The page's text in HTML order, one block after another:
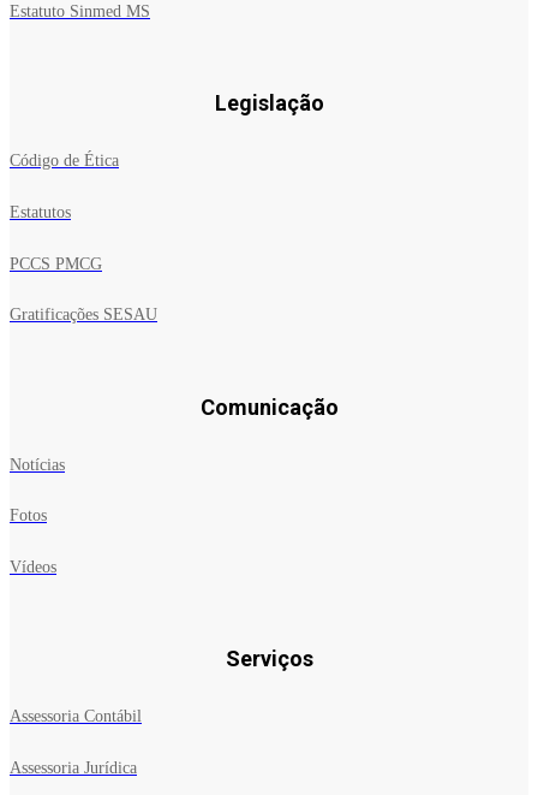
Estatuto Sinmed MS
Legislação
Código de Ética
Estatutos
PCCS PMCG
Gratificações SESAU
Comunicação
Notícias
Fotos
Vídeos
Serviços
Assessoria Contábil
Assessoria Jurídica